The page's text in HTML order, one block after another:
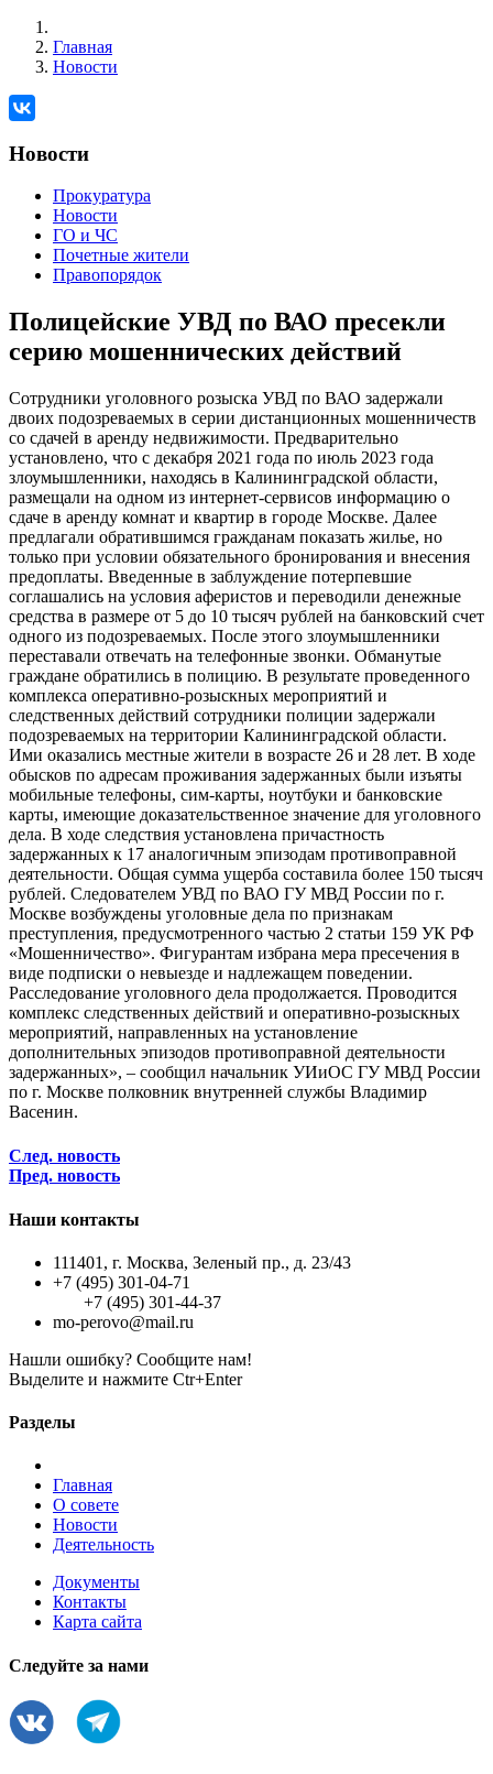
Главная
Новости
Новости
Прокуратура
Новости
ГО и ЧС
Почетные жители
Правопорядок
Полицейские УВД по ВАО пресекли
серию мошеннических действий
Сотрудники уголовного розыска УВД по ВАО задержали
двоих подозреваемых в серии дистанционных мошенничеств
со сдачей в аренду недвижимости. Предварительно
установлено, что с декабря 2021 года по июль 2023 года
злоумышленники, находясь в Калининградской области,
размещали на одном из интернет-сервисов информацию о
сдаче в аренду комнат и квартир в городе Москве. Далее
предлагали обратившимся гражданам показать жилье, но
только при условии обязательного бронирования и внесения
предоплаты. Введенные в заблуждение потерпевшие
соглашались на условия аферистов и переводили денежные
средства в размере от 5 до 10 тысяч рублей на банковский счет
одного из подозреваемых. После этого злоумышленники
переставали отвечать на телефонные звонки. Обманутые
граждане обратились в полицию. В результате проведенного
комплекса оперативно-розыскных мероприятий и
следственных действий сотрудники полиции задержали
подозреваемых на территории Калининградской области.
Ими оказались местные жители в возрасте 26 и 28 лет. В ходе
обысков по адресам проживания задержанных были изъяты
мобильные телефоны, сим-карты, ноутбуки и банковские
карты, имеющие доказательственное значение для уголовного
дела. В ходе следствия установлена причастность
задержанных к 17 аналогичным эпизодам противоправной
деятельности. Общая сумма ущерба составила более 150 тысяч
рублей. Следователем УВД по ВАО ГУ МВД России по г.
Москве возбуждены уголовные дела по признакам
преступления, предусмотренного частью 2 статьи 159 УК РФ
«Мошенничество». Фигурантам избрана мера пресечения в
виде подписки о невыезде и надлежащем поведении.
Расследование уголовного дела продолжается. Проводится
комплекс следственных действий и оперативно-розыскных
мероприятий, направленных на установление
дополнительных эпизодов противоправной деятельности
задержанных», – сообщил начальник УИиОС ГУ МВД России
по г. Москве полковник внутренней службы Владимир
Васенин.
След. новость
Пред. новость
Наши контакты
111401, г. Москва, Зеленый пр., д. 23/43
+7 (495) 301-04-71
+7 (495) 301-44-37
mo-perovo@mail.ru
Нашли ошибку? Сообщите нам!
Выделите и нажмите Ctr+Enter
Разделы
Главная
О совете
Новости
Деятельность
Документы
Контакты
Карта сайта
Следуйте за нами